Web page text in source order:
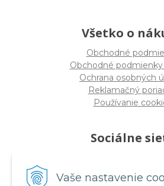
Vaše nastavenie
Všetko o
Obchodné
Obchodné podmienky
Ochrana osobných
Reklamačný
Používanie
Sociálne